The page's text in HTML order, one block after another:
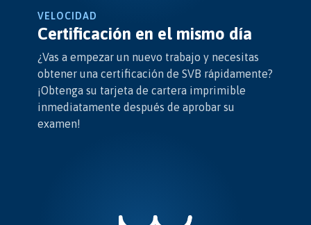
VELOCIDAD
Certificación en el mismo día
¿Vas a empezar un nuevo trabajo y necesitas
obtener una certificación de SVB rápidamente?
¡Obtenga su tarjeta de cartera imprimible
inmediatamente después de aprobar su
examen!